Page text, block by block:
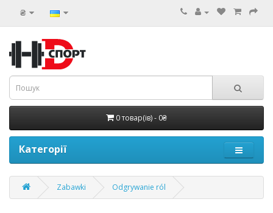
₴
0 товар(ів) - 0₴
Категорії
Zabawki Odgrywanie ról